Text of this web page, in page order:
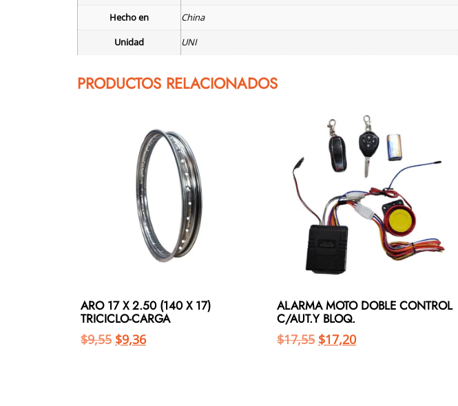
Hecho en
China
Unidad
UNI
PRODUCTOS RELACIONADOS
ARO 17 X 2.50 (140 X 17)
TRICICLO-CARGA
$9,55 $9,36
ALARMA MOTO DOBLE CONTROL
C/AUT.Y BLOQ.
$17,55 $17,20